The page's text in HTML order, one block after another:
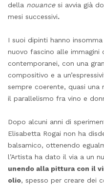
della nouancesi avvia già
mesi successivi.
I suoi dipinti hanno
nuovo fascino alle immagini
contemporanei, con una
compositivo e a
sempre coerente, quasi una
il parallelismo fra vino e
Dopo alcuni anni di
Elisabetta Rogai non ha
balsamico, ottenendo
l’Artista ha dato il via a un
unendo alla pittura con il
olio, spesso per creare dei